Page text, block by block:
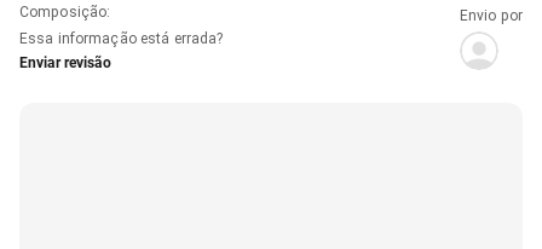
Composição:
Essa informação está errada?
Enviar revisão
Envio por